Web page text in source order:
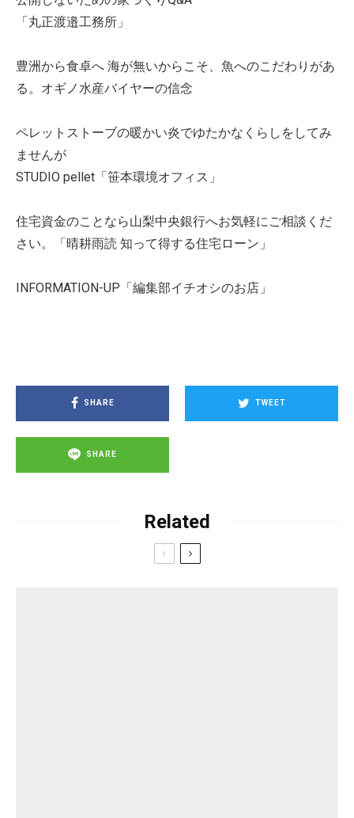
「丸正渡邉工務所」
豊洲から食卓へ 海が無いからこそ、魚へのこだわりがあ
る。オギノ水産バイヤーの信念
ペレットストーブの暖かい炎でゆたかなくらしをしてみ
ませんが
STUDIO pellet「笹本環境オフィス」
住宅資金のことなら山梨中央銀行へお気軽にご相談くだ
さい。「晴耕雨読 知って得する住宅ローン」
INFORMATION-UP「編集部イチオシのお店」
SHARE TWEET
SHARE
Related